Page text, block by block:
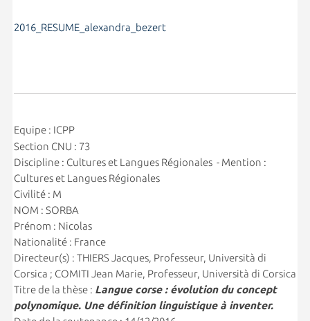
2016_RESUME_alexandra_bezert
Equipe : ICPP
Section CNU : 73
Discipline : Cultures et Langues Régionales - Mention :
Cultures et Langues Régionales
Civilité : M
NOM : SORBA
Prénom : Nicolas
Nationalité : France
Directeur(s) : THIERS Jacques, Professeur, Università di
Corsica ; COMITI Jean Marie, Professeur, Università di Corsica
Titre de la thèse : Langue corse : évolution du concept
polynomique. Une définition linguistique à inventer.